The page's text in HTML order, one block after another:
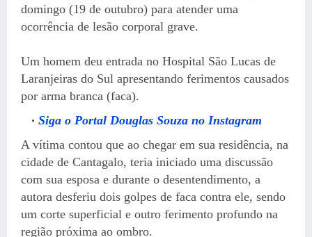
domingo (19 de outubro) para atender uma
ocorrência de lesão corporal grave.
Um homem deu entrada no Hospital São Lucas de
Laranjeiras do Sul apresentando ferimentos causados
por arma branca (faca).
Siga o Portal Douglas Souza no Instagram
A vítima contou que ao chegar em sua residência, na
cidade de Cantagalo, teria iniciado uma discussão
com sua esposa e durante o desentendimento, a
autora desferiu dois golpes de faca contra ele, sendo
um corte superficial e outro ferimento profundo na
região próxima ao ombro.